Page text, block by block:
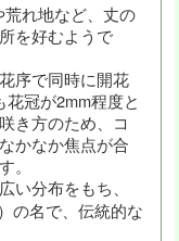
れ地など、丈の
を好むようで
序で同時に開花
冠が2mm程度と
き方のため、コ
かなか焦点が合
。
い分布をもち、
の名で、伝統的な